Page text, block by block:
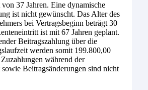
37 Jahren. Eine dynamische
ist nicht gewünscht. Das Alter des
bei Vertragsbeginn beträgt 30
ist mit 67 Jahren geplant.
Beitragszahlung über die
werden somit 199.800,00
während der
Beitragsänderungen sind nicht